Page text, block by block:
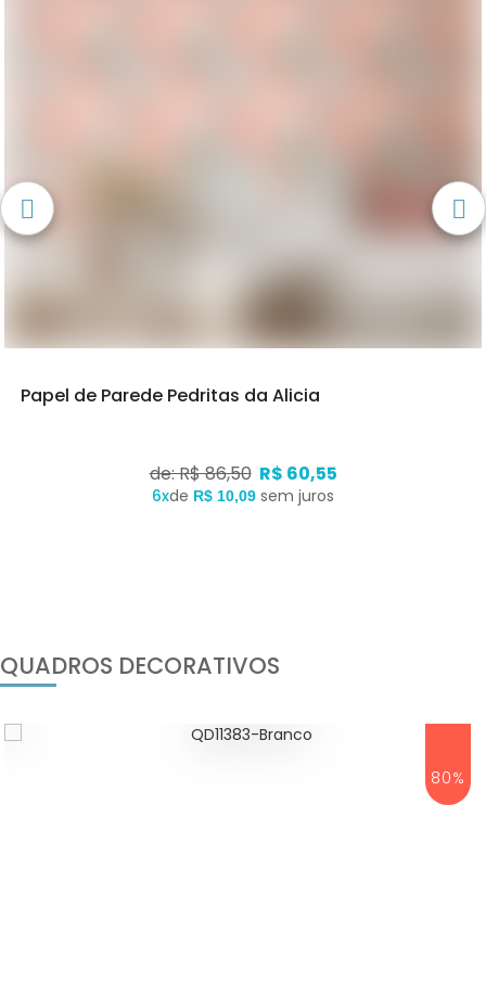
Papel de Parede Pedritas da Alicia
de: R$ 86,50 R$ 60,55
6xde R$ 10,09 sem juros
QUADROS DECORATIVOS
80%